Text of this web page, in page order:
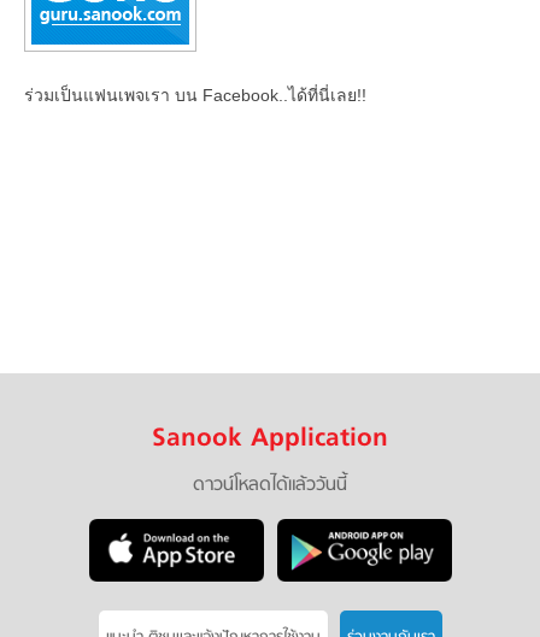
ร่วมเป็นแฟนเพจเรา บน Facebook..ได้ที่นี่เลย!!
Sanook Application
ดาวน์โหลดได้แล้ววันนี้